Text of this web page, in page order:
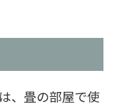
、畳の部屋で使